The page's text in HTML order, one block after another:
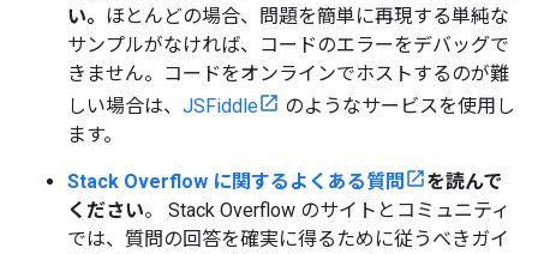
い。 ほとんどの場合、問題を簡単に再現する単純な
サンプルがなければ、コードのエラーをデバッグで
きません。コードをオンラインでホストするのが難
しい場合は、 JSFiddle
のようなサービスを使用し
ます。
Stack Overflow に関するよくある質問
を読んで
ください。 Stack Overflow のサイトとコミュニティ
では、質問の回答を確実に得るために従うべきガイ